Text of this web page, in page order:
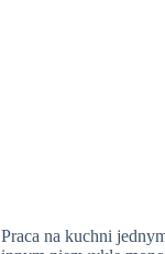
Praca na kuchni